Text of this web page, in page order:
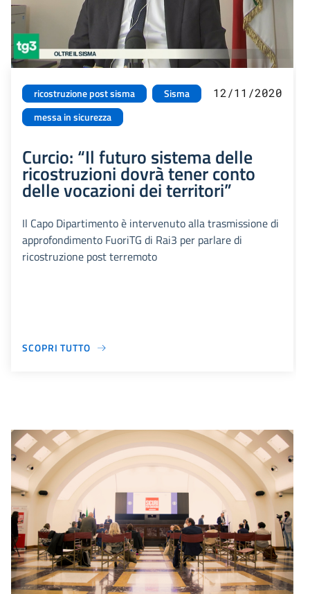
ricostruzione post sisma
Sisma
messa in sicurezza
12/11/2020
Curcio: “Il futuro sistema delle
ricostruzioni dovrà tener conto
delle vocazioni dei territori”
Il Capo Dipartimento è intervenuto alla trasmissione di
approfondimento FuoriTG di Rai3 per parlare di
ricostruzione post terremoto
SCOPRI TUTTO